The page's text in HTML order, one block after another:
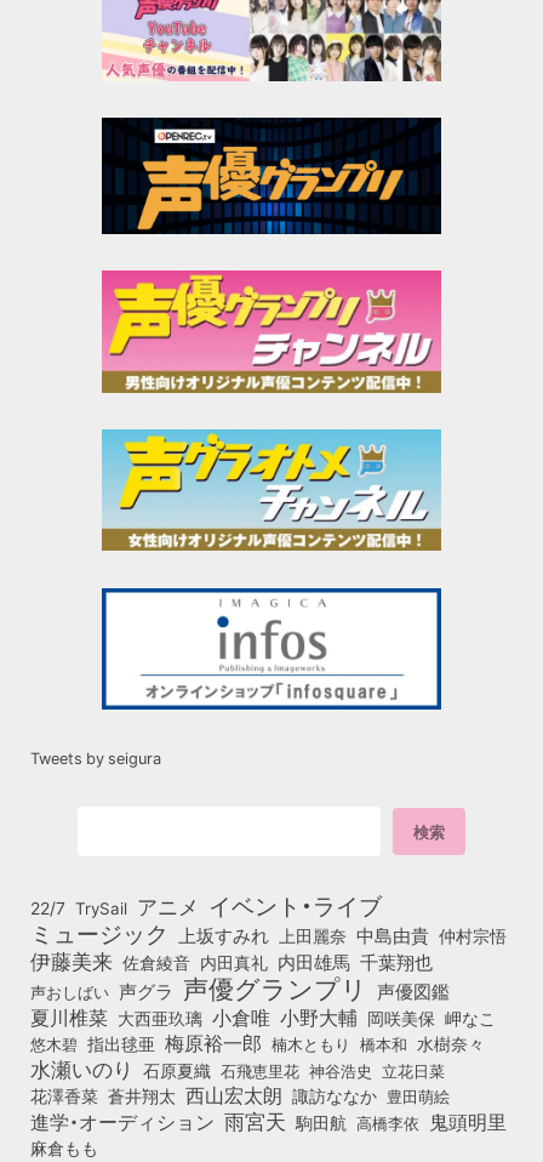
Tweets by seigura
22/7 TrySail アニメ イベント・ライブ
ミュージック 上坂すみれ 上田麗奈 中島由貴 仲村宗悟
伊藤美来 佐倉綾音 内田真礼 内田雄馬 千葉翔也
声おしばい 声グラ 声優グランプリ 声優図鑑
夏川椎菜 大西亜玖璃 小倉唯 小野大輔 岡咲美保 岬なこ
悠木碧 指出毬亜 梅原裕一郎 楠木ともり 橋本和 水樹奈々
水瀬いのり 石原夏織 石飛恵里花 神谷浩史 立花日菜
花澤香菜 蒼井翔太 西山宏太朗 諏訪ななか 豊田萌絵
進学・オーディション 雨宮天 駒田航 高橋李依 鬼頭明里
麻倉もも